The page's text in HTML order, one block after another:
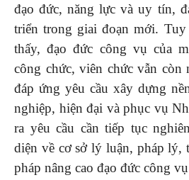
đạo đức, năng lực và uy tín,
triển trong giai đoạn mới.
thấy, đạo đức công vụ của
công chức, viên chức vẫn còn
đáp ứng yêu cầu xây dựng
nghiệp, hiện đại và phục vụ
ra yêu cầu cần tiếp tục
diện về cơ sở lý luận, pháp lý,
pháp nâng cao đạo đức công